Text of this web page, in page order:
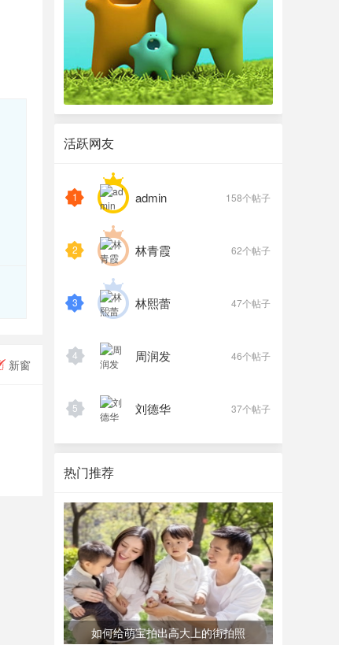
新窗
活跃网友
1 admin 158个帖子
2 林青霞 62个帖子
3 林熙蕾 47个帖子
4 周润发 46个帖子
5 刘德华 37个帖子
热门推荐
如何给萌宝拍出高大上的街拍照